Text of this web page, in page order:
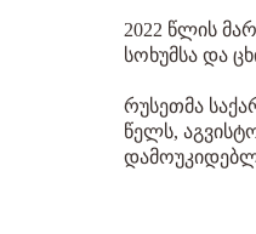
2022 წლის
სოხუმსა და
რუსეთმა
წელს,